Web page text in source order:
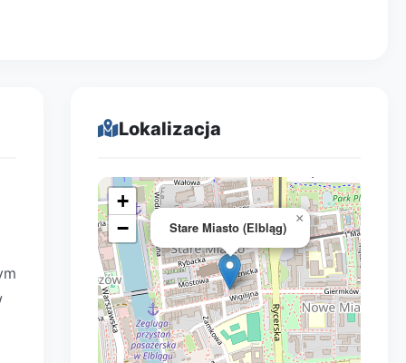
Lokalizacja
Stare Miasto (Elbląg)
×
+
−